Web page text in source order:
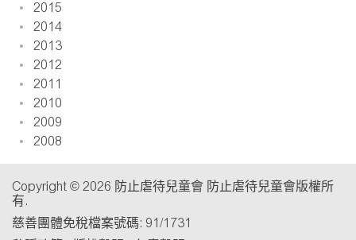
2015
2014
2013
2012
2011
2010
2009
2008
Copyright © 2026 防止虐待兒童會 防止虐待兒童會版權所
有.
慈善團體免稅檔案號碼: 91/1731